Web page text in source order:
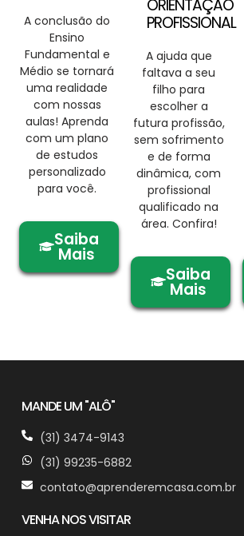
A conclusão do
Ensino
Fundamental e
Médio se tornará
uma realidade
com nossas
aulas! Aprenda
com um plano
de estudos
personalizado
para você.
Saiba
Mais
ORIENTAÇÃO
PROFISSIONAL
A ajuda que
faltava a seu
filho para
escolher a
futura profissão,
sem sofrimento
e de forma
dinâmica, com
profissional
qualificado na
área. Confira!
Saiba
Mais
MANDE UM "ALÔ"
(31) 3474-9143
(31) 99235-6882
contato@aprenderemcasa.com.br
VENHA NOS VISITAR